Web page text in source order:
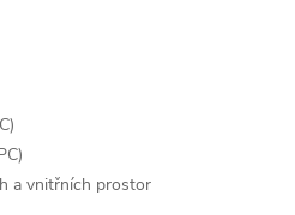
a vnitřních prostor